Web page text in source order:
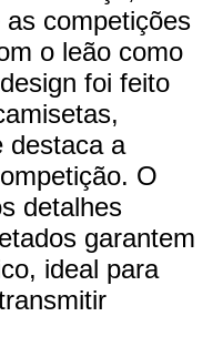
competições
o leão como
foi feito
destaca a
O
detalhes
garantem
ideal para